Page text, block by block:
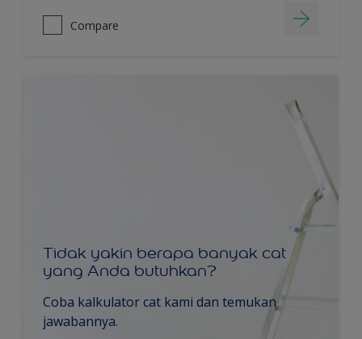
Compare
Tidak yakin berapa banyak cat
yang Anda butuhkan?
Coba kalkulator cat kami dan temukan
jawabannya.